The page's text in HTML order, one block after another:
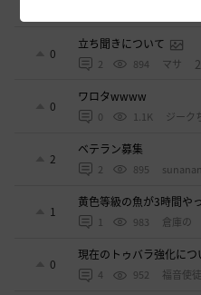
0
立ち聞きについて
2 894 マサ
0
ワロタwwww
0 1.1K ジーク
2
ベテラン募集
2 895
1
黄色等級の魚が3時間や
1 983 倉庫の
0
現在のトゥバラ強化につ
4 952 福音使徒